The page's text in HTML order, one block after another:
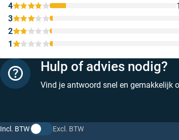
1
2
3
4
Hulp of advies nodig?
Vind je antwoord snel en gemakkelijk
Incl. BTW Excl. BTW